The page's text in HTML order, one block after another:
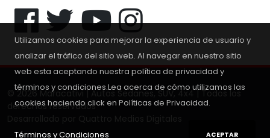
Utilizamos cookies para mejorar la experiencia de usuario y
analizar el tráfico del sitio web. Al navegar en nuestro sitio
web esta aceptando nuestra política de privacidad y
términos y condiciones.Lea acerca de cómo utilizamos las
cookies haciendo click en Políticas de Privacidad.
Términos y Condiciones ACEPTAR
© 2026 Maracativi | Autos Sedanes, SUV, 4x4 | Todos los
derechos reservados